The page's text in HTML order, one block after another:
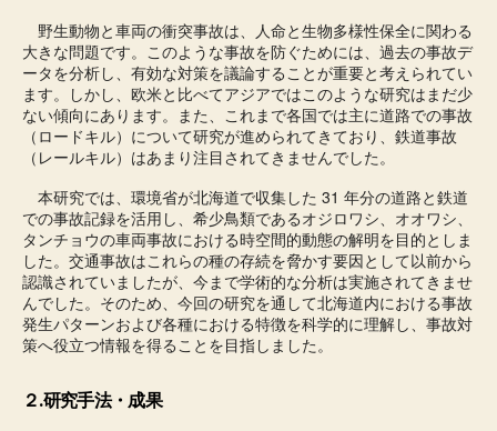
野生動物と車両の衝突事故は、人命と生物多様性保全に関わる
大きな問題です。このような事故を防ぐためには、過去の事故デ
ータを分析し、有効な対策を議論することが重要と考えられてい
ます。しかし、欧米と比べてアジアではこのような研究はまだ少
ない傾向にあります。また、これまで各国では主に道路での事故
（ロードキル）について研究が進められてきており、鉄道事故
（レールキル）はあまり注目されてきませんでした。
本研究では、環境省が北海道で収集した 31 年分の道路と鉄道
での事故記録を活用し、希少鳥類であるオジロワシ、オオワシ、
タンチョウの車両事故における時空間的動態の解明を目的としま
した。交通事故はこれらの種の存続を脅かす要因として以前から
認識されていましたが、今まで学術的な分析は実施されてきませ
んでした。そのため、今回の研究を通して北海道内における事故
発生パターンおよび各種における特徴を科学的に理解し、事故対
策へ役立つ情報を得ることを目指しました。
２.研究手法・成果